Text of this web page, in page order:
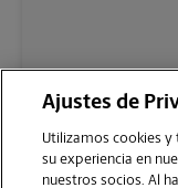
Ajustes de
Utilizamos cookies y
su experiencia en
nuestros socios. Al